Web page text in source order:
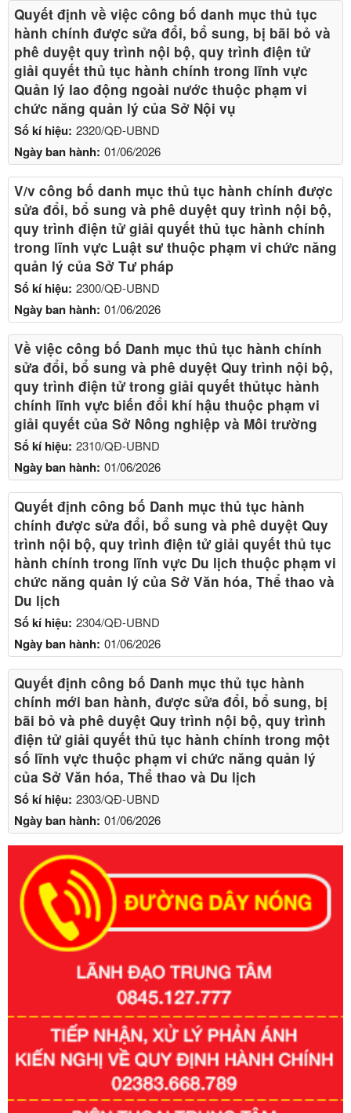
Số kí hiệu: 2320/QĐ-UBND
Ngày ban hành: 01/06/2026
Quyết định về việc công bố danh mục thủ tục
hành chính được sửa đổi, bổ sung, bị bãi bỏ và
phê duyệt quy trình nội bộ, quy trình điện tử
giải quyết thủ tục hành chính trong lĩnh vực
Quản lý lao động ngoài nước thuộc phạm vi
chức năng quản lý của Sở Nội vụ
Số kí hiệu: 2300/QĐ-UBND
Ngày ban hành: 01/06/2026
V/v công bố danh mục thủ tục hành chính được
sửa đổi, bổ sung và phê duyệt quy trình nội bộ,
quy trình điện tử giải quyết thủ tục hành chính
trong lĩnh vực Luật sư thuộc phạm vi chức năng
quản lý của Sở Tư pháp
Số kí hiệu: 2310/QĐ-UBND
Ngày ban hành: 01/06/2026
Về việc công bố Danh mục thủ tục hành chính
sửa đổi, bổ sung và phê duyệt Quy trình nội bộ,
quy trình điện tử trong giải quyết thủtục hành
chính lĩnh vực biến đổi khí hậu thuộc phạm vi
giải quyết của Sở Nông nghiệp và Môi trường
Số kí hiệu: 2304/QĐ-UBND
Ngày ban hành: 01/06/2026
Quyết định công bố Danh mục thủ tục hành
chính được sửa đổi, bổ sung và phê duyệt Quy
trình nội bộ, quy trình điện tử giải quyết thủ tục
hành chính trong lĩnh vực Du lịch thuộc phạm vi
chức năng quản lý của Sở Văn hóa, Thể thao và
Du lịch
Số kí hiệu: 2303/QĐ-UBND
Ngày ban hành: 01/06/2026
Quyết định công bố Danh mục thủ tục hành
chính mới ban hành, được sửa đổi, bổ sung, bị
bãi bỏ và phê duyệt Quy trình nội bộ, quy trình
điện tử giải quyết thủ tục hành chính trong một
số lĩnh vực thuộc phạm vi chức năng quản lý
của Sở Văn hóa, Thể thao và Du lịch